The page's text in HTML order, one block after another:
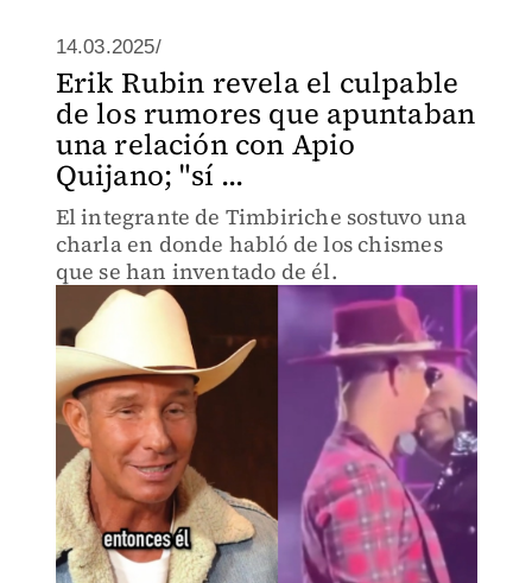
14.03.2025/
Erik Rubin revela el culpable
de los rumores que apuntaban
una relación con Apio
Quijano; "sí ...
El integrante de Timbiriche sostuvo una
charla en donde habló de los chismes
que se han inventado de él.